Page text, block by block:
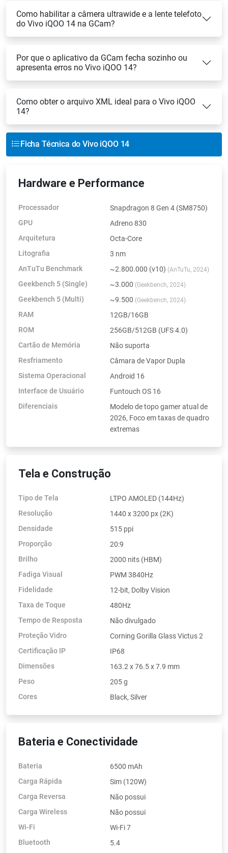
Como habilitar a câmera ultrawide e a lente telefoto
do Vivo iQOO 14 na GCam?
Por que o aplicativo da GCam fecha sozinho ou
apresenta erros no Vivo iQOO 14?
Como obter o arquivo XML ideal para o Vivo iQOO
14?
Ficha Técnica do Vivo iQOO 14
Hardware e Performance
Processador
Snapdragon 8 Gen 4 (SM8750)
GPU
Adreno 830
Arquitetura
Octa-Core
Litografia
3 nm
AnTuTu Benchmark
~2.800.000 (v10) (AnTuTu, 2024)
Geekbench 5 (Single) ~3.000 (Geekbench, 2024)
Geekbench 5 (Multi) ~9.500 (Geekbench, 2024)
RAM
12GB/16GB
ROM
256GB/512GB (UFS 4.0)
Cartão de Memória
Não suporta
Resfriamento
Câmara de Vapor Dupla
Sistema Operacional
Android 16
Interface de Usuário
Funtouch OS 16
Diferenciais
Modelo de topo gamer atual de
2026, Foco em taxas de quadro
extremas
Tela e Construção
Tipo de Tela
LTPO AMOLED (144Hz)
Resolução
1440 x 3200 px (2K)
Densidade
515 ppi
Proporção
20:9
Brilho
2000 nits (HBM)
Fadiga Visual
PWM 3840Hz
Fidelidade
12-bit, Dolby Vision
Taxa de Toque
480Hz
Tempo de Resposta
Não divulgado
Proteção Vidro
Corning Gorilla Glass Victus 2
Certificação IP
IP68
Dimensões
163.2 x 76.5 x 7.9 mm
Peso
205 g
Cores
Black, Silver
Bateria e Conectividade
Bateria
6500 mAh
Carga Rápida
Sim (120W)
Carga Reversa
Não possui
Carga Wireless
Não possui
Wi-Fi
Wi-Fi 7
Bluetooth
5.4